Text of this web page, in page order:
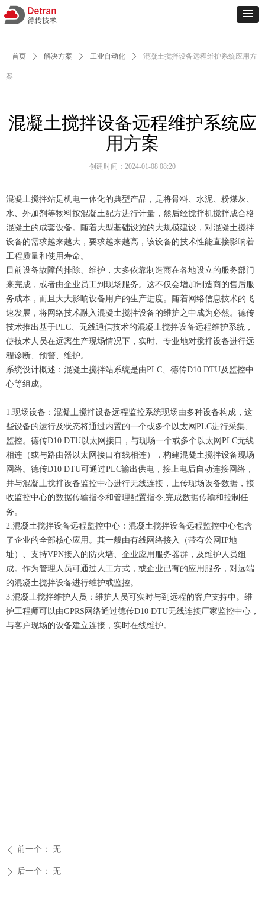
混凝土搅拌设备远程维护系统应
用方案
混凝土搅拌站是机电一体化的典型产品，是将骨料、水泥、粉煤灰、
水、外加剂等物料按混凝土配方进行计量，然后经搅拌机搅拌成合格
混凝土的成套设备。随着大型基础设施的大规模建设，对混凝土搅拌
设备的需求越来越大，要求越来越高，该设备的技术性能直接影响着
工程质量和使用寿命。
目前设备故障的排除、维护，大多依靠制造商在各地设立的服务部门
来完成，或者由企业员工到现场服务。这不仅会增加制造商的售后服
务成本，而且大大影响设备用户的生产进度。随着网络信息技术的飞
速发展，将网络技术融入混凝土搅拌设备的维护之中成为必然。德传
技术推出基于PLC、无线通信技术的混凝土搅拌设备远程维护系统，
使技术人员在远离生产现场情况下，实时、专业地对搅拌设备进行远
程诊断、预警、维护。
系统设计概述：混凝土搅拌站系统是由PLC、德传D10 DTU及监控中
心等组成。
1.现场设备：混凝土搅拌设备远程监控系统现场由多种设备构成，这
些设备的运行及状态将通过内置的一个或多个以太网PLC进行采集、
监控。德传D10 DTU以太网接口，与现场一个或多个以太网PLC无线
相连（或与路由器以太网接口有线相连），构建混凝土搅拌设备现场
网络。德传D10 DTU可通过PLC输出供电，接上电后自动连接网络，
并与混凝土搅拌设备监控中心进行无线连接，上传现场设备数据，接
收监控中心的数据传输指令和管理配置指令,完成数据传输和控制任
务。
2.混凝土搅拌设备远程监控中心：混凝土搅拌设备远程监控中心包含
了企业的全部核心应用。其一般由有线网络接入（带有公网IP地
址）、支持VPN接入的防火墙、企业应用服务器群，及维护人员组
成。作为管理人员可通过人工方式，或企业已有的应用服务，对远端
的混凝土搅拌设备进行维护或监控。
3.混凝土搅拌维护人员：维护人员可实时与到远程的客户支持中。维
护工程师可以由GPRS网络通过德传D10 DTU无线连接厂家监控中心，
与客户现场的设备建立连接，实时在线维护。
ꄴ 前一个： 无
ꄲ 后一个： 无
创建时间： 2024-01-08 08:20
首页 ꄲ 解决方案 ꄲ 工业自动化 ꄲ 混凝土搅拌设备远程维护系统应用方
案